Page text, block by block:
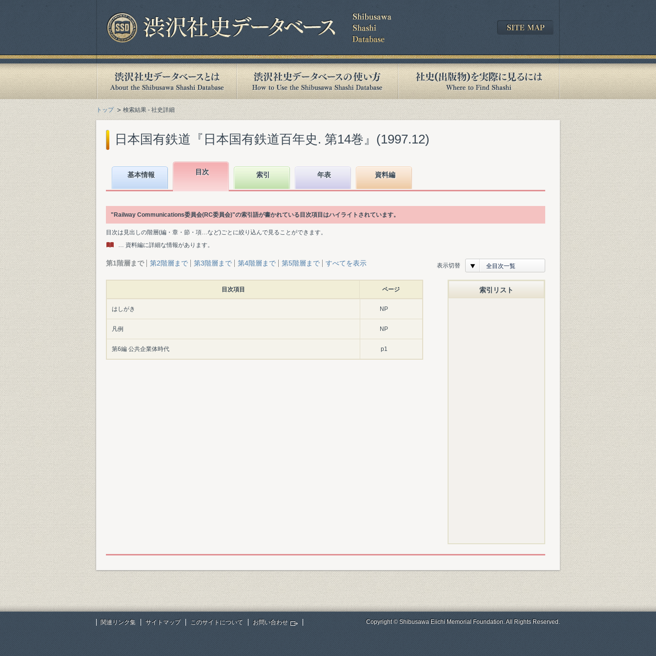
トップ 検索結果 - 社史詳細
日本国有鉄道『日本国有鉄道百年史. 第14巻』(1997.12)
基本情報 目次 索引 年表 資料編
"Railway Communications委員会(RC委員会)"の索引語が書かれている目次項目はハイライトされています。
目次は見出しの階層(編・章・節・項…など)ごとに絞り込んで見ることができます。
… 資料編に詳細な情報があります。
第1階層まで 第2階層まで 第3階層まで 第4階層まで 第5階層まで すべてを表示 表示切替 全目次一覧
目次項目 ページ
はしがき NP
凡例 NP
第6編 公共企業体時代 p1
索引リスト
関連リンク集 サイトマップ このサイトについて お問い合わせ Copyright © Shibusawa Eiichi Memorial Foundation. All Rights Reserved.